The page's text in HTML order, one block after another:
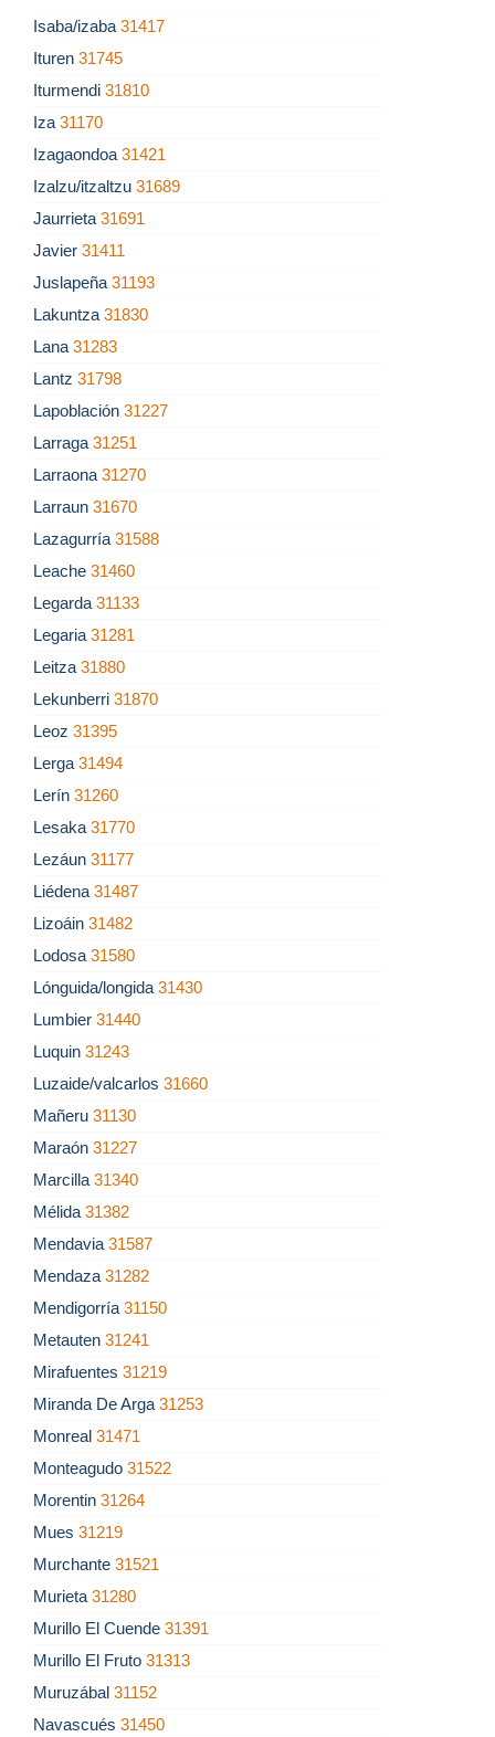
Isaba/izaba 31417
Ituren 31745
Iturmendi 31810
Iza 31170
Izagaondoa 31421
Izalzu/itzaltzu 31689
Jaurrieta 31691
Javier 31411
Juslapeña 31193
Lakuntza 31830
Lana 31283
Lantz 31798
Lapoblación 31227
Larraga 31251
Larraona 31270
Larraun 31670
Lazagurría 31588
Leache 31460
Legarda 31133
Legaria 31281
Leitza 31880
Lekunberri 31870
Leoz 31395
Lerga 31494
Lerín 31260
Lesaka 31770
Lezáun 31177
Liédena 31487
Lizoáin 31482
Lodosa 31580
Lónguida/longida 31430
Lumbier 31440
Luquin 31243
Luzaide/valcarlos 31660
Mañeru 31130
Maraón 31227
Marcilla 31340
Mélida 31382
Mendavia 31587
Mendaza 31282
Mendigorría 31150
Metauten 31241
Mirafuentes 31219
Miranda De Arga 31253
Monreal 31471
Monteagudo 31522
Morentin 31264
Mues 31219
Murchante 31521
Murieta 31280
Murillo El Cuende 31391
Murillo El Fruto 31313
Muruzábal 31152
Navascués 31450